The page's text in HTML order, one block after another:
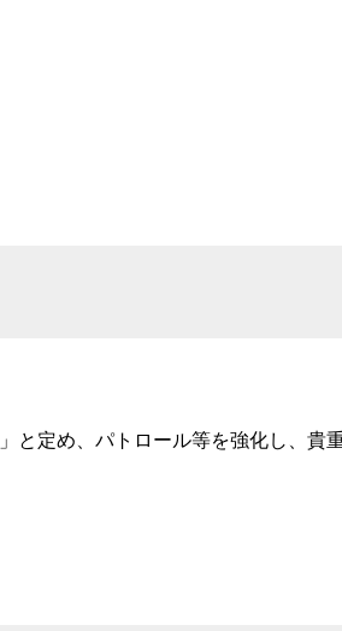
と定め、パトロール等を強化し、貴